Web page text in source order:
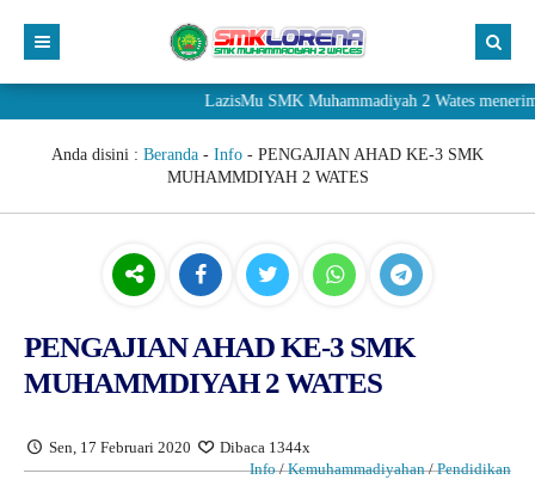
LazisMu SMK Muhammadiyah 2 Wates menerima
Anda disini : Beranda - Info - PENGAJIAN AHAD KE-3 SMK
MUHAMMDIYAH 2 WATES
PENGAJIAN AHAD KE-3 SMK
MUHAMMDIYAH 2 WATES
Sen, 17 Februari 2020
Dibaca 1344x
Info/Kemuhammadiyahan/Pendidikan